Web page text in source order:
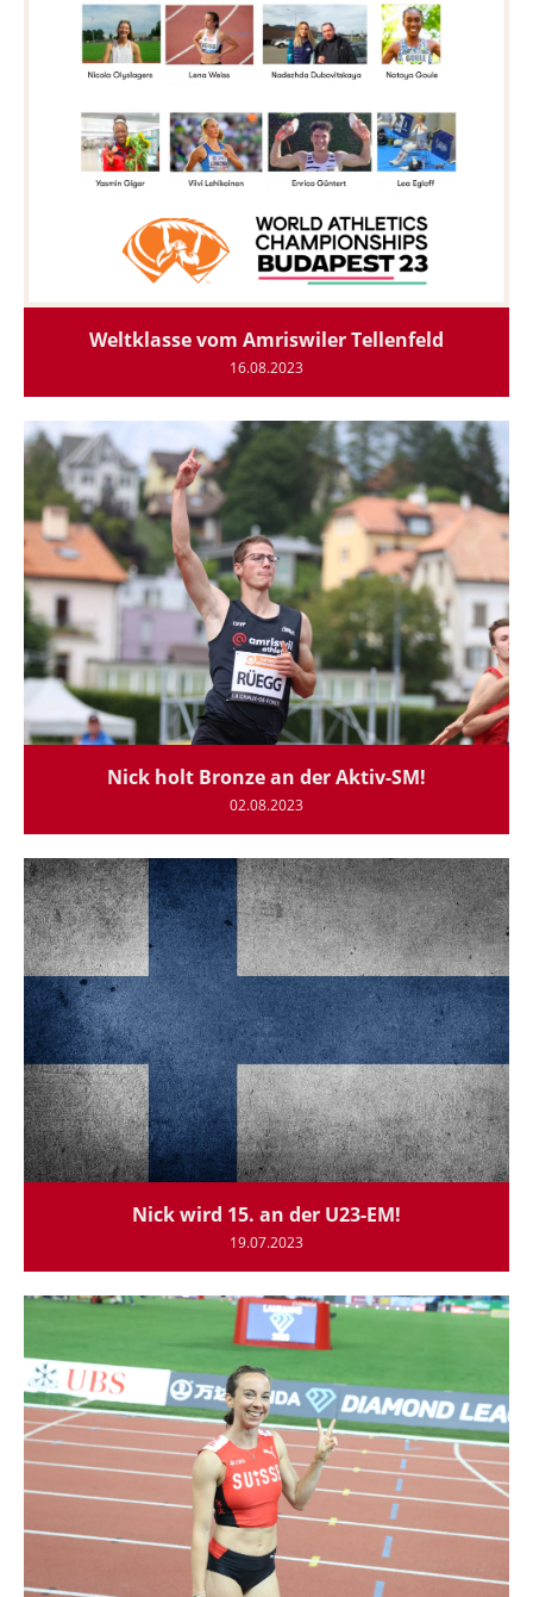
Weltklasse vom Amriswiler Tellenfeld
16.08.2023
Nick holt Bronze an der Aktiv-SM!
02.08.2023
Nick wird 15. an der U23-EM!
19.07.2023